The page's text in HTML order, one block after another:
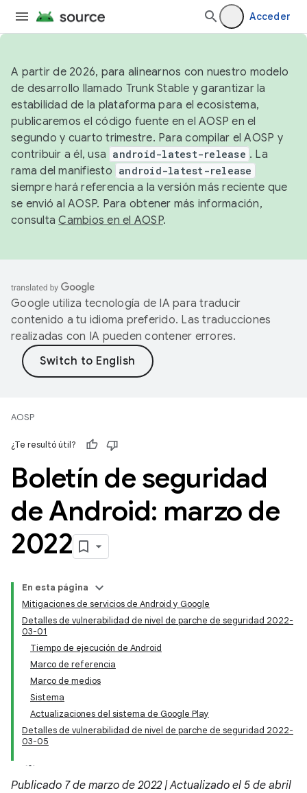
Acceder
A partir de 2026, para alinearnos con nuestro modelo
de desarrollo llamado Trunk Stable y garantizar la
estabilidad de la plataforma para el ecosistema,
publicaremos el código fuente en el AOSP en el
segundo y cuarto trimestre. Para compilar el AOSP y
contribuir a él, usa android-latest-release . La
rama del manifiesto android-latest-release
siempre hará referencia a la versión más reciente que
se envió al AOSP. Para obtener más información,
consultaCambios en el AOSP.
Google utiliza tecnología de IA para traducir
contenido a tu idioma preferido. Las traducciones
realizadas con IA pueden contener errores.
AOSP
¿Te resultó útil?
Boletín de seguridad
de Android: marzo de
2022
En esta página
Mitigaciones de servicios de Android y Google
Detalles de vulnerabilidad de nivel de parche de seguridad 2022-
03-01
Tiempo de ejecución de Android
Marco de referencia
Marco de medios
Sistema
Actualizaciones del sistema de Google Play
Detalles de vulnerabilidad de nivel de parche de seguridad 2022-
03-05
Publicado 7 de marzo de 2022 | Actualizado el 5 de abril